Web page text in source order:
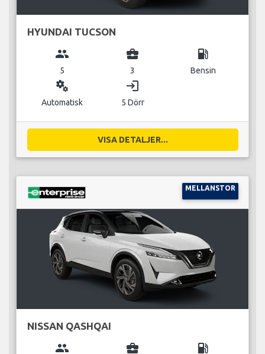
HYUNDAI TUCSON
group
5
business_center
3
local_gas_station
Bensin
miscellaneous_services
Automatisk
login
5 Dörr
VISA DETALJER...
MELLANSTOR
NISSAN QASHQAI
group business_center local_gas_station